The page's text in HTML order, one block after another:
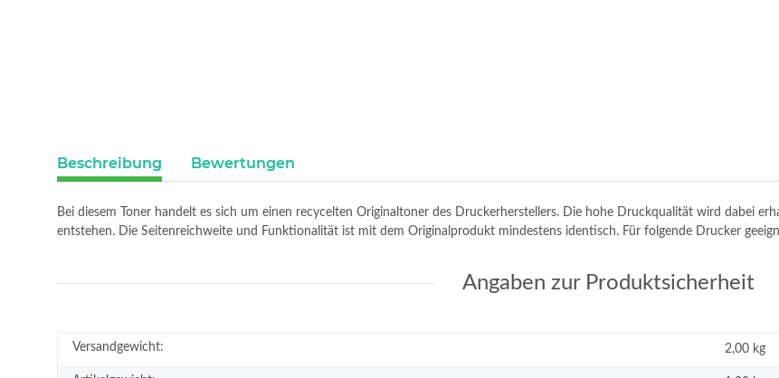
Beschreibung Bewertungen
Bei diesem Toner handelt es sich um einen recycelten Originaltoner des Druckerherstellers. Die hohe Druckqualität wird dabei
entstehen. Die Seitenreichweite und Funktionalität ist mit dem Originalprodukt mindestens identisch. Für folgende Drucker
Angaben zur Produktsicherheit
Versandgewicht: 2,00 kg